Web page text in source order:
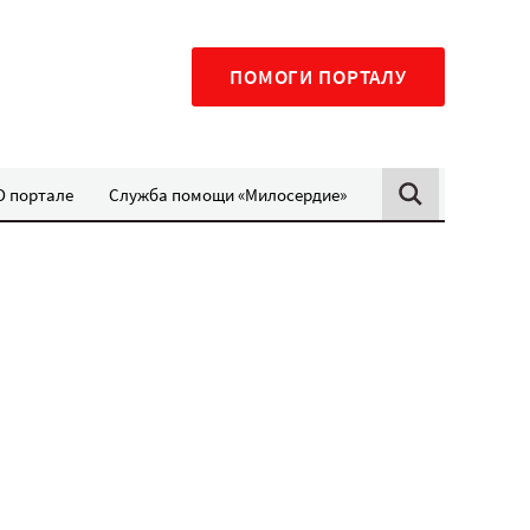
ПОМОГИ ПОРТАЛУ
портале Служба помощи «Милосердие»